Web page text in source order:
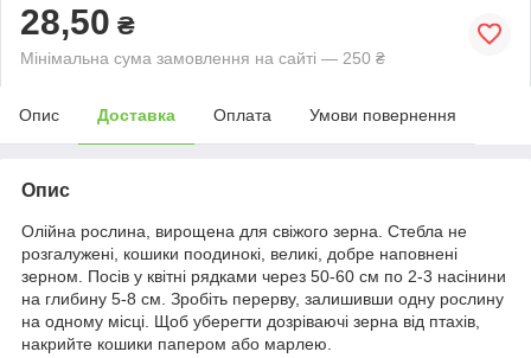
28,50 ₴
Мінімальна сума замовлення на сайті — 250 ₴
Опис Доставка Оплата Умови повернення
Опис
Олійна рослина, вирощена для свіжого зерна. Стебла не
розгалужені, кошики поодинокі, великі, добре наповнені
зерном. Посів у квітні рядками через 50-60 см по 2-3 насінини
на глибину 5-8 см. Зробіть перерву, залишивши одну рослину
на одному місці. Щоб уберегти дозріваючі зерна від птахів,
накрийте кошики папером або марлею.